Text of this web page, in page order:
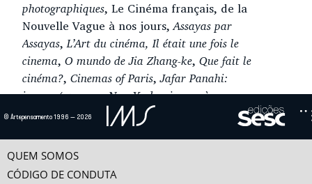
OS DESAFISO POLÍTICOS DO CINEMA
O tema “Os desafios políticos do cinema” é para ser tomado, inicialmente, em
dois sentidos: o cinema...
photographiques, Le Cinéma français, de la
Nouvelle Vague à nos jours, Assayas par
Assayas, L’Art du cinéma, Il était une fois le
cinema, O mundo de Jia Zhang-ke, Que fait le
cinéma?, Cinemas of Paris,Jafar Panahi:
images/nuageseNew York mis en scènes.
© Artepensamento 1996 — 2026
QUEM SOMOS
CÓDIGO DE CONDUTA